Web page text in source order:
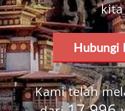
kita
Hubungi
Kami telah